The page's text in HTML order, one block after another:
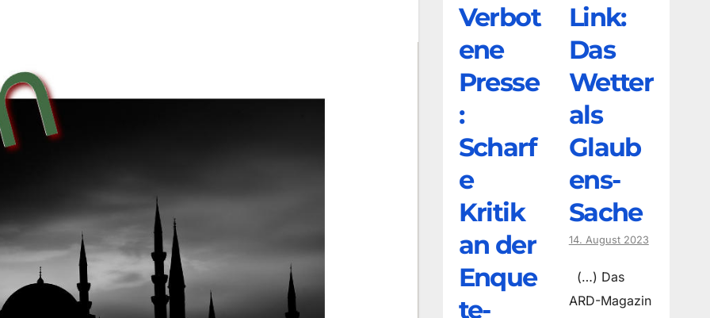
Verbot
ene
Presse
:
Scharf
e
Kritik
an der
Enque
te-
Link:
Das
Wetter
als
Glaub
ens-
Sache
14. August 2023
(…) Das
ARD-Magazin